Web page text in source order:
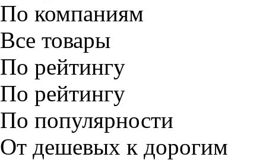
По компаниям
Все товары
По рейтингу
По рейтингу
По популярности
От дешевых к дорогим